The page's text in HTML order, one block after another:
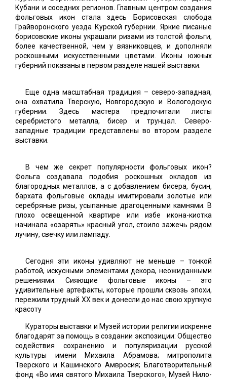
Кубани и соседних регионов. Главным центром создания
фольговых икон стала здесь Борисовская слобода
Грайворонского уезда Курской губернии. Яркие писаные
борисовские иконы украшали ризами из толстой фольги,
более качественной, чем у вязниковцев, и дополняли
роскошными искусственными цветами. Иконы южных
губерний показаны в первом разделе нашей выставки.
Еще одна масштабная традиция – северо-западная,
она охватила Тверскую, Новгородскую и Вологодскую
губернии. Здесь мастера предпочитали листы
серебристого металла, бисер и трунцал. Северо-
западные традиции представлены во втором разделе
выставки.
В чем же секрет популярности фольговых икон?
Фольга создавала подобия роскошных окладов из
благородных металлов, а с добавлением бисера, бусин,
бархата фольговые оклады имитировали золотые или
серебряные ризы, усыпанные драгоценными камнями. В
плохо освещенной квартире или избе икона-киотка
начинала «озарять» красный угол, стоило зажечь рядом
лучину, свечку или лампаду.
Сегодня эти иконы удивляют не меньше – тонкой
работой, искусными элементами декора, неожиданными
решениями. Сияющие фольговые иконы – это
удивительные артефакты, которые прошли сквозь эпохи,
пережили трудный XX век и донесли до нас свою хрупкую
красоту
Кураторы выставки и Музей истории религии искренне
благодарят за помощь в создании экспозиции: Общество
содействия сохранению и популяризации русской
культуры имени Михаила Абрамова; митрополита
Тверского и Кашинского Амвросия; Благотворительный
фонд «Во имя святого Михаила Тверского», Музей Нило-